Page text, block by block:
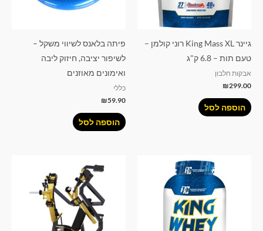
גיינר King Mass XL רוני קולמן –
טעם תות – 6.8 ק"ג
אבקות חלבון
₪299.00
הוספה לסל
פיתה בלאנס לשיווי משקל –
לשיפור יציבה, חיזוק ליבה
ואימונים מאוזנים
כללי
₪59.90
הוספה לסל